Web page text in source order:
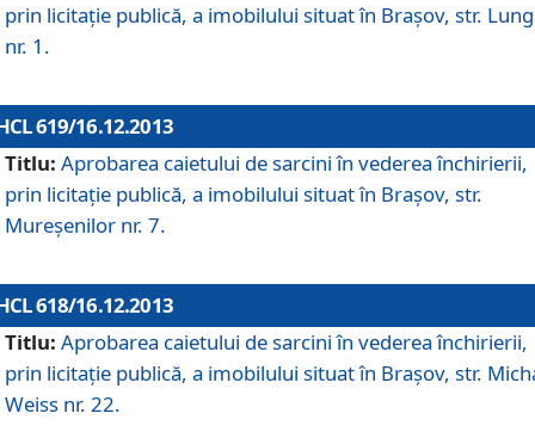
prin licitaţie publică, a imobilului situat în Braşov, str.
nr. 1.
619/16.12.2013
Titlu: Aprobarea caietului de sarcini în vederea închirierii,
prin licitaţie publică, a imobilului situat în Braşov, str.
Mureşenilor nr. 7.
618/16.12.2013
Titlu: Aprobarea caietului de sarcini în vederea închirierii,
prin licitaţie publică, a imobilului situat în Braşov, str.
Weiss nr. 22.